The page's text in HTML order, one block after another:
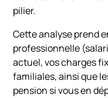
pilier.
Cette analyse prend
professionnelle
actuel, vos charges
familiales, ainsi que
pension si vous en